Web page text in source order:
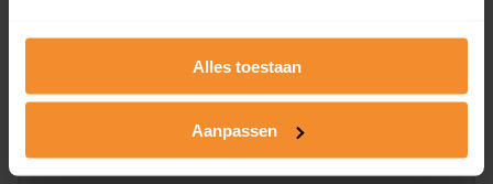
Alles toestaan
Aanpassen
Een uitgebreid overzicht van het perceel en
dit inclusief de luchtfoto!